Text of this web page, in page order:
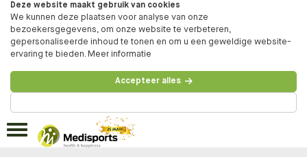
Deze website maakt gebruik van cookies
We kunnen deze plaatsen voor analyse van onze
bezoekersgegevens, om onze website te verbeteren,
gepersonaliseerde inhoud te tonen en om u een geweldige website-
ervaring te bieden. Meer informatie
Accepteer alles